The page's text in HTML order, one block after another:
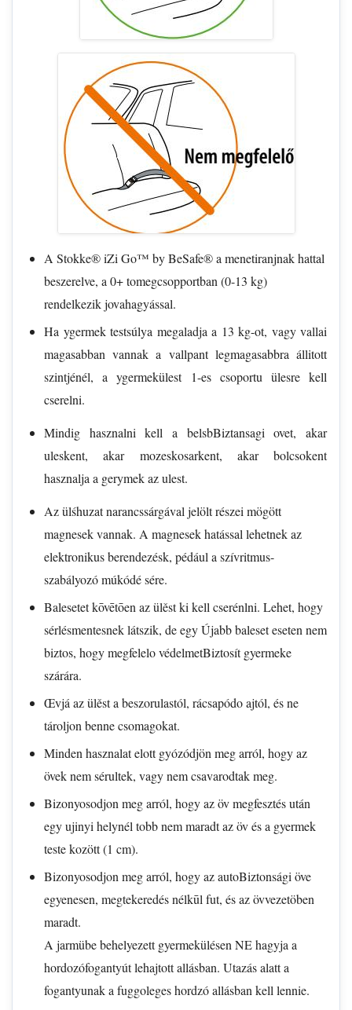
A Stokke® iZi Go™ by BeSafe® a menetiranjnak hattal
beszerelve, a 0+ tomegcsopportban (0-13 kg)
rendelkezik jovahagyással.
Ha ygermek testsúlya megaladja a 13 kg-ot, vagy vallai
magasabban vannak a vallpant legmagasabbra állitott
szintjénél, a ygermekülest 1-es csoportu ülesre kell
cserelni.
Mindig hasznalni kell a belsbBiztansagi ovet, akar
uleskent, akar mozeskosarkent, akar bolcsokent
hasznalja a gerymek az ulest.
Az ülśhuzat narancssárgával jelölt részei mögött
magnesek vannak. A magnesek hatással lehetnek az
elektronikus berendezésk, pédául a szívritmus-
szabályozó múkódé sére.
Balesetet kōvētōen az ülěst ki kell cserénlni. Lehet, hogy
sérlésmentesnek látszik, de egy Újabb baleset eseten nem
biztos, hogy megfelelo védelmetBiztosít gyermeke
szárára.
Œvjá az ülěst a beszorulastól, rácsapódo ajtól, és ne
tároljon benne csomagokat.
Minden hasznalat elott gyózódjön meg arról, hogy az
övek nem sérultek, vagy nem csavarodtak meg.
Bizonyosodjon meg arról, hogy az öv megfesztés után
egy ujinyi helynél tobb nem maradt az öv és a gyermek
teste kozött (1 cm).
Bizonyosodjon meg arról, hogy az autoBiztonsági öve
egyenesen, megtekeredés nélkūl fut, és az övvezetöben
maradt.
A jarmübe behelyezett gyermekülésen NE hagyja a
hordozófogantyút lehajtott allásban. Utazás alatt a
fogantyunak a fuggoleges hordzó allásban kell lennie.